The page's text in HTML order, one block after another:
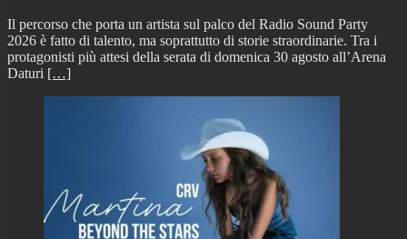
Il percorso che porta un artista sul palco del Radio Sound Party
2026 è fatto di talento, ma soprattutto di storie straordinarie. Tra i
protagonisti più attesi della serata di domenica 30 agosto all’Arena
Daturi […]